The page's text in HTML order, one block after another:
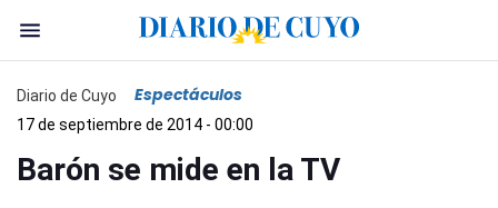
Diario de Cuyo Espectáculos
17 de septiembre de 2014 - 00:00
Barón se mide en la TV